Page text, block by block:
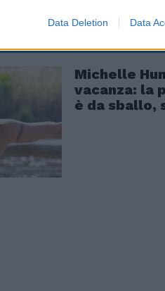
Data Deletion Data
Michelle
vacanza: la
è da sballo,